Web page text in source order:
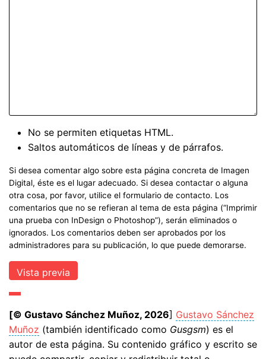
No se permiten etiquetas HTML.
Saltos automáticos de líneas y de párrafos.
Si desea comentar algo sobre esta página concreta de Imagen
Digital, éste es el lugar adecuado. Si desea contactar o alguna
otra cosa, por favor, utilice el formulario de contacto. Los
comentarios que no se refieran al tema de esta página (“Imprimir
una prueba con InDesign o Photoshop”), serán eliminados o
ignorados. Los comentarios deben ser aprobados por los
administradores para su publicación, lo que puede demorarse.
[© Gustavo Sánchez Muñoz, 2026] Gustavo Sánchez
Muñoz (también identificado como Gusgsm) es el
autor de esta página. Su contenido gráfico y escrito se